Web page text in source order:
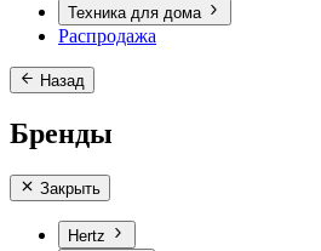
Техника для дома
Распродажа
Назад
Бренды
Закрыть
Hertz